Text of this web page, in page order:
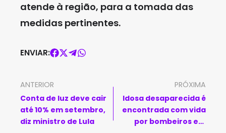
atende à região, para a tomada das
medidas pertinentes.
ENVIAR:
ANTERIOR
Conta de luz deve cair
até 10% em setembro,
diz ministro de Lula
PRÓXIMA
Idosa desaparecida é
encontrada com vida
por bombeiros em